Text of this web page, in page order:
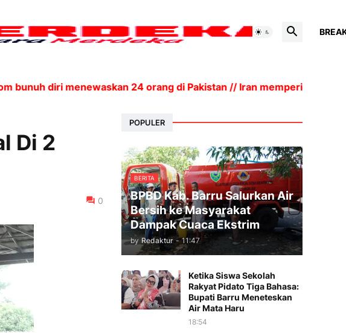
menewaskan 24 orang di Pakistan // Iran memperingatkan
Di 2
0
POPULER
BERITA
BPBD Kab. Barru Salurkan Air
Bersih ke Masyarakat
Dampak Cuaca Ekstrim
by Redaktur - 11:47
Ketika Siswa Sekolah
Rakyat Pidato Tiga Bahasa:
Bupati Barru Meneteskan
Air Mata Haru
18:54